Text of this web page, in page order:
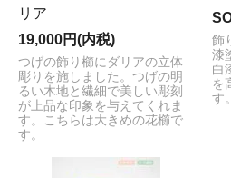
リア
19,000円(内税)
つげの飾り櫛にダリアの立体
彫りを施しました。つげの明
るい木地と繊細で美しい彫刻
が上品な印象を与えてくれま
す。こちらは大きめの花櫛で
す。
飾
漆
白
を
す。